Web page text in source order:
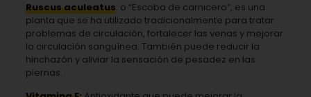
Ruscus aculeatus: o “Escoba de carnicero”, es una
planta que se ha utilizado tradicionalmente para tratar
problemas de circulación, fortalecer las venas y mejorar
la circulación sanguínea. También puede reducir la
hinchazón y aliviar la sensación de pesadez en las
piernas.